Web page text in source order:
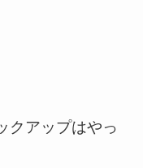
クアップはやっ